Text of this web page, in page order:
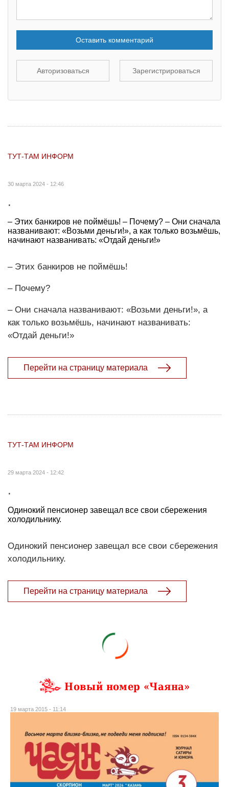
Оставить комментарий
Авторизоваться Зарегистрироваться
ТУТ-ТАМ ИНФОРМ
30 марта 2024 - 12:46
.
– Этих банкиров не поймёшь! – Почему? – Они сначала
названивают: «Возьми деньги!», а как только возьмёшь,
начинают названивать: «Отдай деньги!»
– Этих банкиров не поймёшь!
– Почему?
– Они сначала названивают: «Возьми деньги!», а
как только возьмёшь, начинают названивать:
«Отдай деньги!»
Перейти на страницу материала
ТУТ-ТАМ ИНФОРМ
29 марта 2024 - 12:42
.
Одинокий пенсионер завещал все свои сбережения
холодильнику.
Одинокий пенсионер завещал все свои сбережения
холодильнику.
Перейти на страницу материала
Новый номер «Чаяна»
19 марта 2015 - 11:14